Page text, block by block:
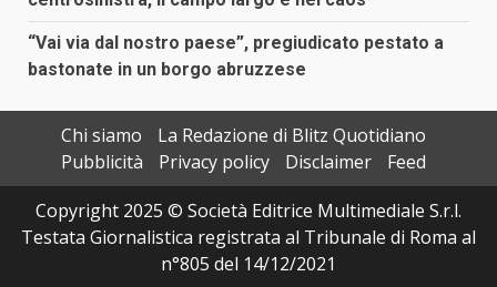
“Vai via dal nostro paese”, pregiudicato pestato a
bastonate in un borgo abruzzese
Chi siamo
La Redazione di Blitz Quotidiano
Pubblicità
Privacy policy Disclaimer
Feed
Copyright 2025 © Società Editrice Multimediale S.r.l.
Testata Giornalistica registrata al Tribunale di Roma al
n°805 del 14/12/2021